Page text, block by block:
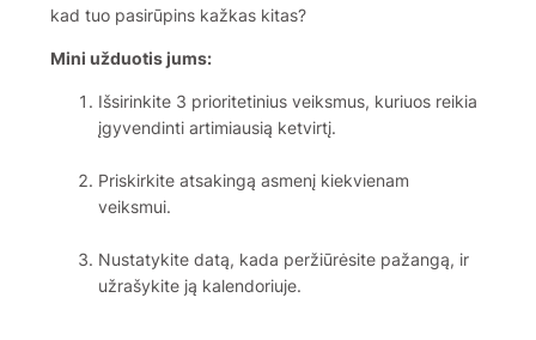
kad tuo pasirūpins kažkas kitas?
Mini užduotis jums:
Išsirinkite 3 prioritetinius veiksmus, kuriuos reikia
įgyvendinti artimiausią ketvirtį.
Priskirkite atsakingą asmenį kiekvienam
veiksmui.
Nustatykite datą, kada peržiūrėsite pažangą, ir
užrašykite ją kalendoriuje.